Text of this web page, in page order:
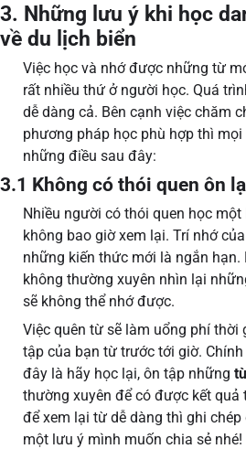
3. Những lưu ý khi học
về du lịch biển
Việc học và nhớ được những từ
rất nhiều thứ ở người học. Quá
dễ dàng cả. Bên cạnh việc chăm
phương pháp học phù hợp thì
những điều sau đây:
3.1 Không có thói quen ôn
Nhiều người có thói quen học
không bao giờ xem lại. Trí nhớ
những kiến thức mới là ngắn hạn.
không thường xuyên nhìn lại
sẽ không thể nhớ được.
Việc quên từ sẽ làm uổng phí thời
tập của bạn từ trước tới giờ.
đây là hãy học lại, ôn tập những
thường xuyên để có được kết quả
để xem lại từ dễ dàng thì ghi
một lưu ý mình muốn chia sẻ nhé!